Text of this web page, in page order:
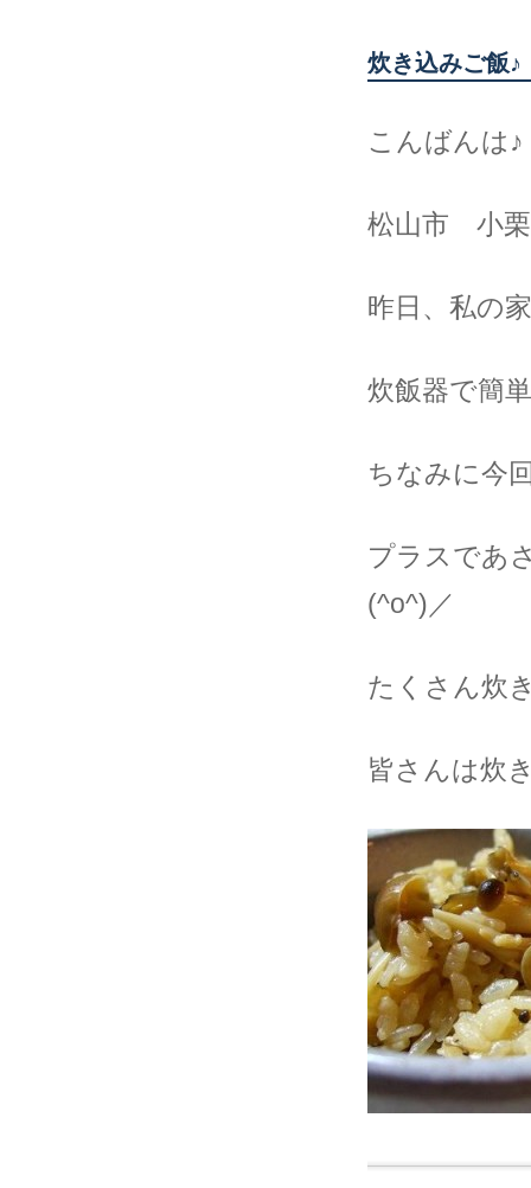
炊き込みご飯♪
こんばんは♪
松山市 小栗
昨日、私の
炊飯器で簡
ちなみに今
プラスであ
(^o^)／
たくさん炊
皆さんは炊